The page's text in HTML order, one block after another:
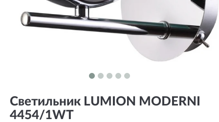
Светильник LUMION MODERNI
4454/1WT